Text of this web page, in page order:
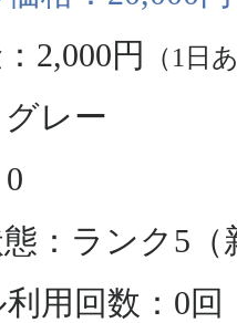
2,000円 （1日
レー
：ランク5（
用回数：0回